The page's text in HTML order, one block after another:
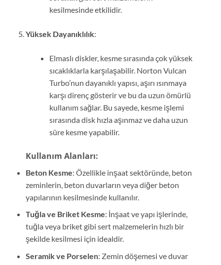
kesilmesinde etkilidir.
Yüksek Dayanıklılık:
Elmaslı diskler, kesme sırasında çok yüksek
sıcaklıklarla karşılaşabilir. Norton Vulcan
Turbo’nun dayanıklı yapısı, aşırı ısınmaya
karşı direnç gösterir ve bu da uzun ömürlü
kullanım sağlar. Bu sayede, kesme işlemi
sırasında disk hızla aşınmaz ve daha uzun
süre kesme yapabilir.
Kullanım Alanları:
Beton Kesme: Özellikle inşaat sektöründe, beton
zeminlerin, beton duvarların veya diğer beton
yapılarının kesilmesinde kullanılır.
Tuğla ve Briket Kesme: İnşaat ve yapı işlerinde,
tuğla veya briket gibi sert malzemelerin hızlı bir
şekilde kesilmesi için idealdir.
Seramik ve Porselen: Zemin döşemesi ve duvar